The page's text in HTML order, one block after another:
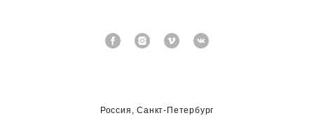
Россия, Санкт-Петербург